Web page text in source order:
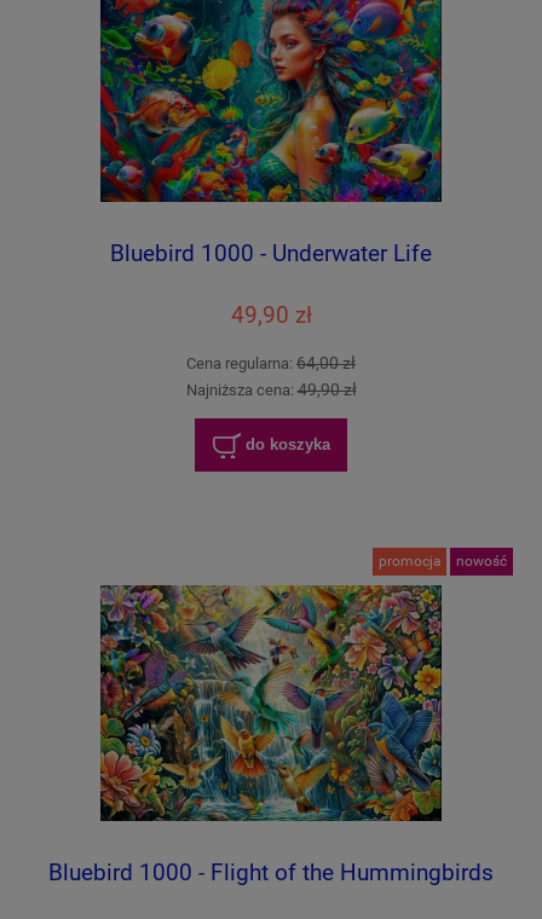
Bluebird 1000 - Underwater Life
49,90 zł
Cena regularna: 64,00 zł
Najniższa cena:49,90 zł
do koszyka
Bluebird 1000 - Flight of the Hummingbirds
promocja nowość